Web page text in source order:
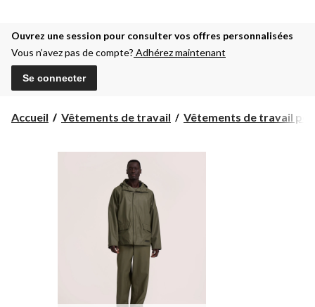
changer
Ouvrez une session pour consulter vos offres personnalisées
Vous n’avez pas de compte? Adhérez maintenant
Se connecter
Accueil Vêtements de travail Vêtements de travail